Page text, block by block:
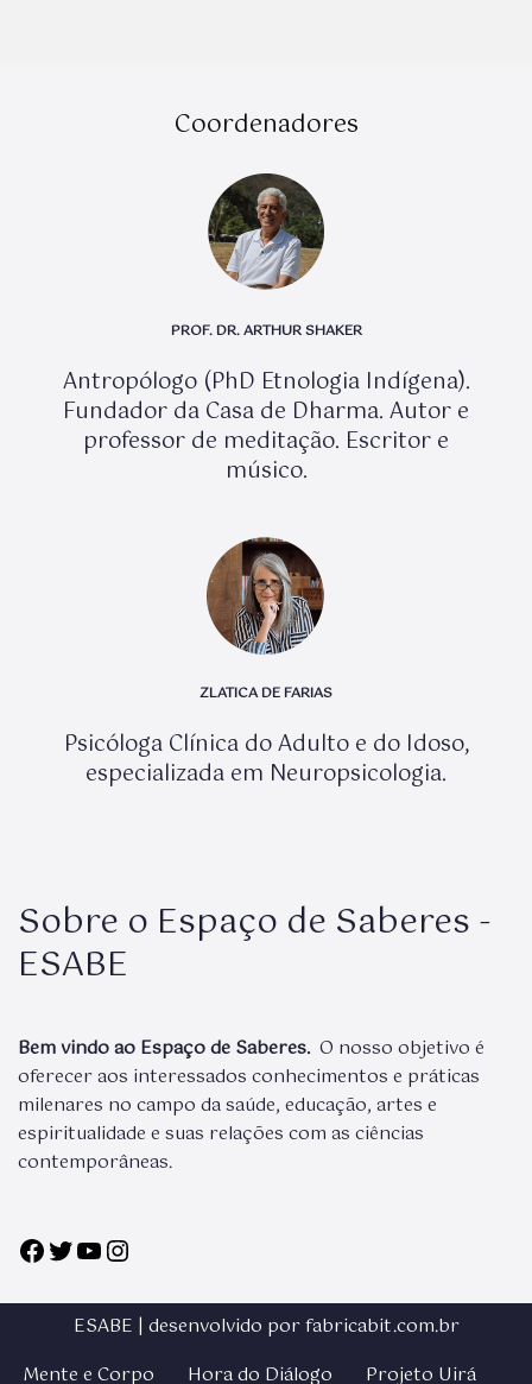
Coordenadores
PROF. DR. ARTHUR SHAKER
Antropólogo (PhD Etnologia Indígena).
Fundador da Casa de Dharma. Autor e
professor de meditação. Escritor e
músico.
ZLATICA DE FARIAS
Psicóloga Clínica do Adulto e do Idoso,
especializada em Neuropsicologia.
Sobre o Espaço de Saberes -
ESABE
Bem vindo ao Espaço de Saberes. O nosso objetivo é
oferecer aos interessados conhecimentos e práticas
milenares no campo da saúde, educação, artes e
espiritualidade e suas relações com as ciências
contemporâneas.
ESABE | desenvolvido por fabricabit.com.br
Mente e Corpo
Hora do Diálogo Projeto Uirá